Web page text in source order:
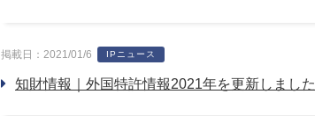
掲載日：2021/01/6 IPニュース
知財情報｜外国特許情報2021年を更新しました